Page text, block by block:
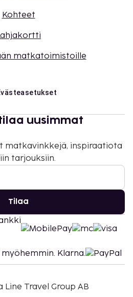
Kohteet
matkatoimistoille
uusimmat
matkavinkkejä, inspiraatiota
tarjouksiin.
Tilaa
Line Travel Group AB